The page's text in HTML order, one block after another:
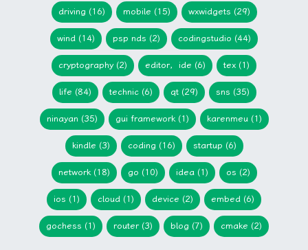
driving (16) mobile (15) wxwidgets (29)
wind (14) psp nds (2) codingstudio (44)
cryptography (2) editor，ide (6) tex (1)
life (84) technic (6) qt (29) sns (35)
ninayan (35) gui framework (1) karenmeu (1)
kindle (3) coding (16) startup (6)
network (18) go (10) idea (1) os (2)
ios (1) cloud (1) device (2) embed (6)
gochess (1) router (3) blog (7) cmake (2)